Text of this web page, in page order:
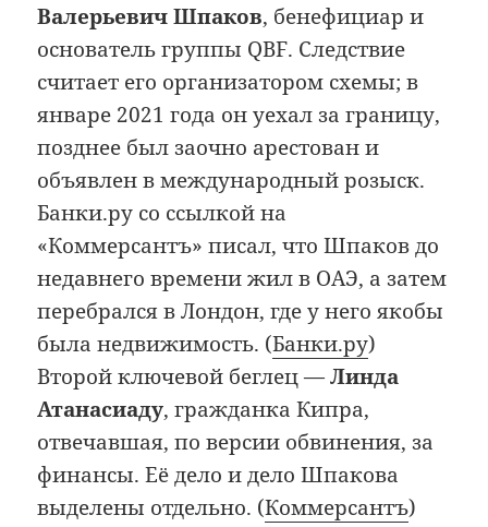
Валерьевич Шпаков, бенефициар и
основатель группы QBF. Следствие
считает его организатором схемы; в
январе 2021 года он уехал за границу,
позднее был заочно арестован и
объявлен в международный розыск.
Банки.ру со ссылкой на
«Коммерсантъ» писал, что Шпаков до
недавнего времени жил в ОАЭ, а затем
перебрался в Лондон, где у него якобы
была недвижимость. (Банки.ру)
Второй ключевой беглец —Линда
Атанасиаду, гражданка Кипра,
отвечавшая, по версии обвинения, за
финансы. Её дело и дело Шпакова
выделены отдельно. (Коммерсантъ)